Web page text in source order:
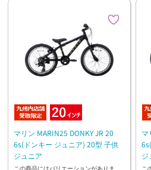
マリン MARIN25 DONKY JR 20
6s(ドンキー ジュニア) 20型 子供
ジュニア
この商品にはバリエーションがありま
マ
ジ
こ